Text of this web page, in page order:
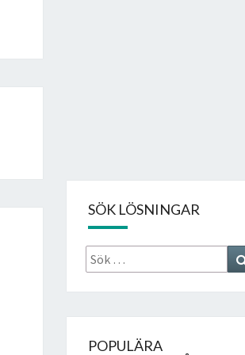
SÖK LÖSNINGAR
Sök
efter:
POPULÄRA